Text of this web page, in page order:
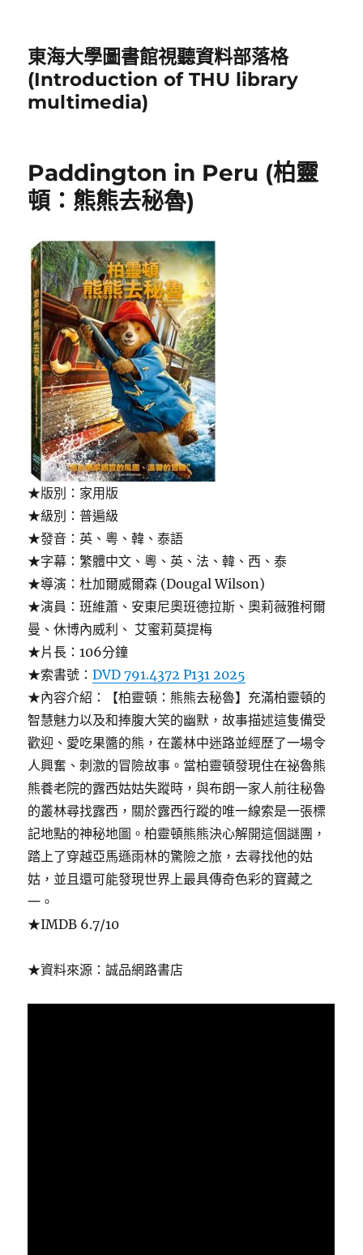
東海大學圖書館視聽資料部落格
(Introduction of THU library
multimedia)
Paddington in Peru (柏靈
頓：熊熊去秘魯)
★版別：家用版
★級別：普遍級
★發音：英、粵、韓、泰語
★字幕：繁體中文、粵、英、法、韓、西、泰
★導演：杜加爾威爾森 (Dougal Wilson)
★演員：班維蕭、安東尼奧班德拉斯、奧莉薇雅柯爾
曼、休博內威利、 艾蜜莉莫提梅
★片長：106分鐘
★索書號：DVD 791.4372 P131 2025
★內容介紹：【柏靈頓：熊熊去秘魯】充滿柏靈頓的
智慧魅力以及和捧腹大笑的幽默，故事描述這隻備受
歡迎、愛吃果醬的熊，在叢林中迷路並經歷了一場令
人興奮、刺激的冒險故事。當柏靈頓發現住在祕魯熊
熊養老院的露西姑姑失蹤時，與布朗一家人前往秘魯
的叢林尋找露西，關於露西行蹤的唯一線索是一張標
記地點的神秘地圖。柏靈頓熊熊決心解開這個謎團，
踏上了穿越亞馬遜雨林的驚險之旅，去尋找他的姑
姑，並且還可能發現世界上最具傳奇色彩的寶藏之
一。
★IMDB 6.7/10
★資料來源：誠品網路書店